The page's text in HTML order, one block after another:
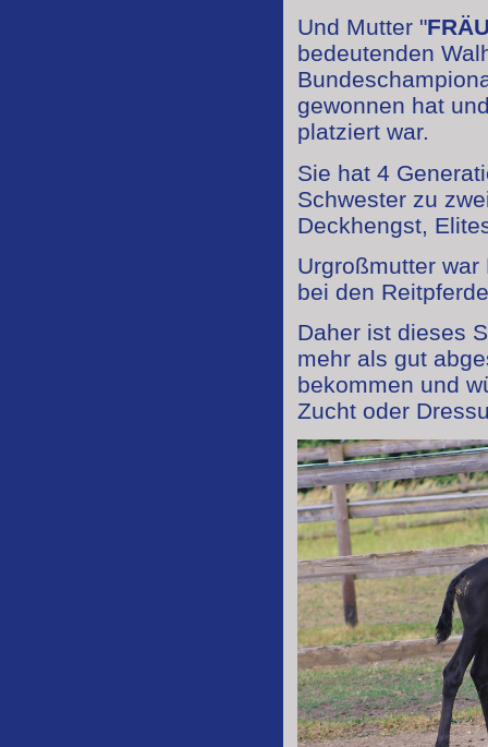
Und Mutter "
bedeutenden
gewonnen hat
platziert war.
Sie hat 4
Schwester zu
Deckhengst,
Urgroßmutter
bei den
Daher ist dieses
mehr als gut
bekommen und
Zucht oder